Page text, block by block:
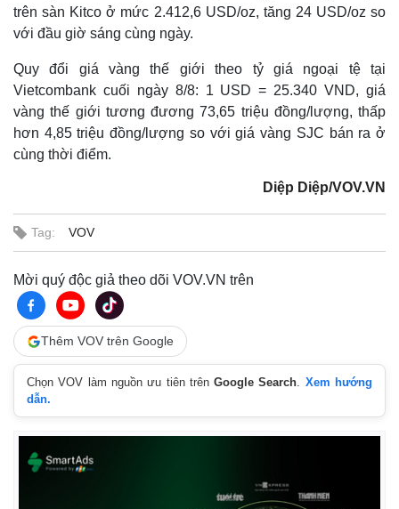
Thế giới
Quan sát
Cuộc sống đó đây
Hồ sơ
Multimedia
Video
Ảnh
E-Magazine
trên sàn Kitco ở mức 2.412,6 USD/oz, tăng 24 USD/oz so
với đầu giờ sáng cùng ngày.
Quy đổi giá vàng thế giới theo tỷ giá ngoại tệ tại
Vietcombank cuối ngày 8/8: 1 USD = 25.340 VND, giá
vàng thế giới tương đương 73,65 triệu đồng/lượng, thấp
hơn 4,85 triệu đồng/lượng so với giá vàng SJC bán ra ở
cùng thời điểm.
Diệp Diệp/VOV.VN
Tag: VOV
Mời quý độc giả theo dõi VOV.VN trên
Thêm VOV trên Google
Chọn VOV làm nguồn ưu tiên trênGoogle Search. Xem hướng
dẫn.